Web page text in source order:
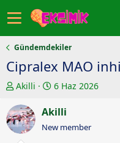
Gündemdekiler
Cipralex MAO
K
n
u
y
Akilli
B
ş
l
6 Haz 2026
Akilli
New member